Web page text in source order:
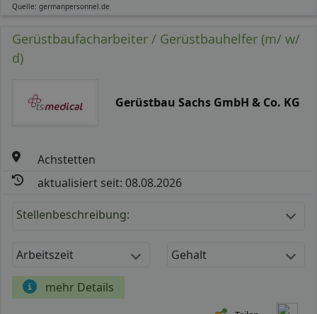
Quelle: germanpersonnel.de
Gerüstbaufacharbeiter / Gerüstbauhelfer (m/ w/
d)
Gerüstbau Sachs GmbH & Co. KG
Achstetten
aktualisiert seit: 08.08.2026
Stellenbeschreibung:
Arbeitszeit Gehalt
mehr Details